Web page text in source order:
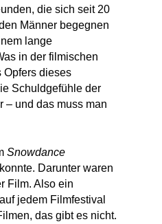
die sich seit 20
Männer begegnen
lange
in der filmischen
Opfers dieses
Schuldgefühle der
– und das muss man
Snowdance
Darunter waren
Film. Also ein
jedem Filmfestival
das gibt es nicht.